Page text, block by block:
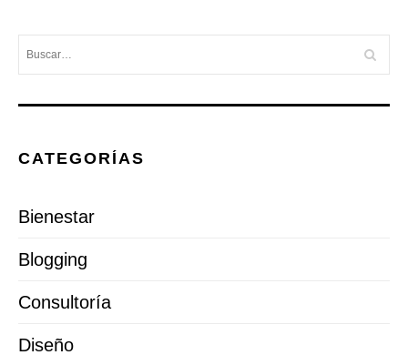
CATEGORÍAS
Bienestar
Blogging
Consultoría
Diseño